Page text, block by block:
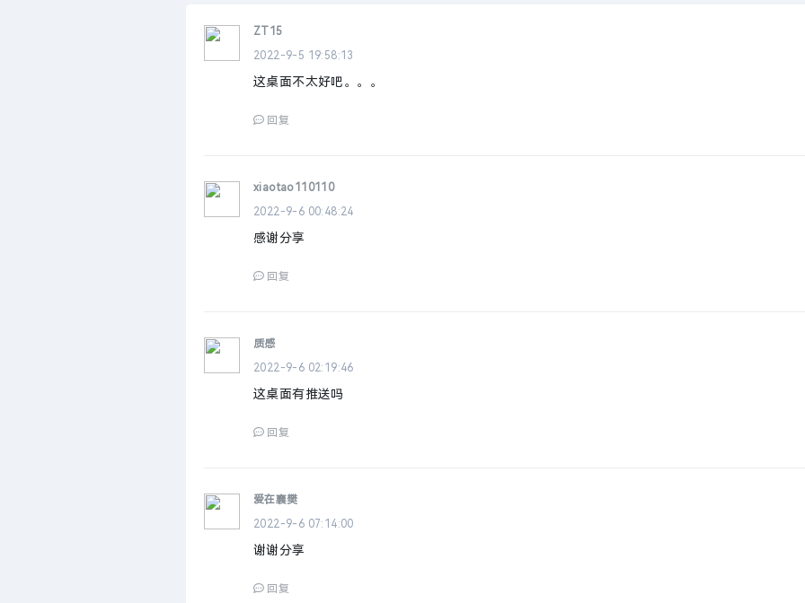
ZT15
2022-9-5 19:58:13
这桌面不太好吧。。。
回复
xiaotao110110
2022-9-6 00:48:24
感谢分享
回复
质感
2022-9-6 02:19:46
这桌面有推送吗
回复
爱在襄樊
2022-9-6 07:14:00
谢谢分享
回复